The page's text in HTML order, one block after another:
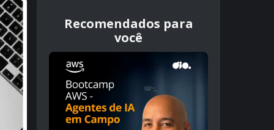
Recomendados para
você